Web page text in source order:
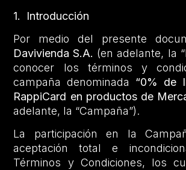
1. Introducción
Por medio del presente
Davivienda S.A. (en adelante, la
conocer los términos y
campaña denominada “0% de
RappiCard en productos de
adelante, la “Campaña”).
La participación en la
aceptación total e
Términos y Condiciones, los